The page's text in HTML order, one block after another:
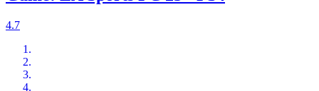
4.7